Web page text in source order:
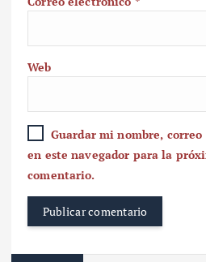
Web
Guardar mi nombre,
en este navegador para la
comentario.